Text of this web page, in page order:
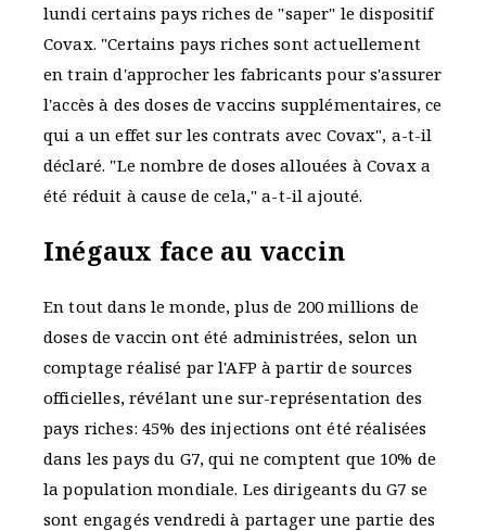
lundi certains pays riches de "saper" le dispositif
Covax. "Certains pays riches sont actuellement
en train d'approcher les fabricants pour s'assurer
l'accès à des doses de vaccins supplémentaires, ce
qui a un effet sur les contrats avec Covax", a-t-il
déclaré. "Le nombre de doses allouées à Covax a
été réduit à cause de cela," a-t-il ajouté.
Inégaux face au vaccin
En tout dans le monde, plus de 200 millions de
doses de vaccin ont été administrées, selon un
comptage réalisé par l'AFP à partir de sources
officielles, révélant une sur-représentation des
pays riches: 45% des injections ont été réalisées
dans les pays du G7, qui ne comptent que 10% de
la population mondiale. Les dirigeants du G7 se
sont engagés vendredi à partager une partie des